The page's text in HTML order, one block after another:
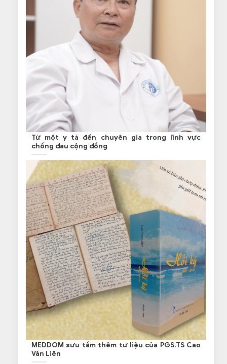
Từ một y tá đến chuyên gia trong lĩnh vực
chống đau cộng đồng
MEDDOM sưu tầm thêm tư liệu của PGS.TS Cao
Văn Liên